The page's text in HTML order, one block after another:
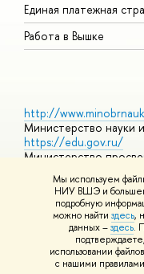
Мы используем
НИУ ВШЭ и
подробную
можно найти здесь,
данных –здесь.
использовании
с нашими
Единая платежная
Работа в Вышке
http://
Министерство науки
https://edu.gov.ru/
Министерство
Массовые открытые
© НИУ ВШЭ 1993–2026
использования
Шрифты HSE Sans и HSE